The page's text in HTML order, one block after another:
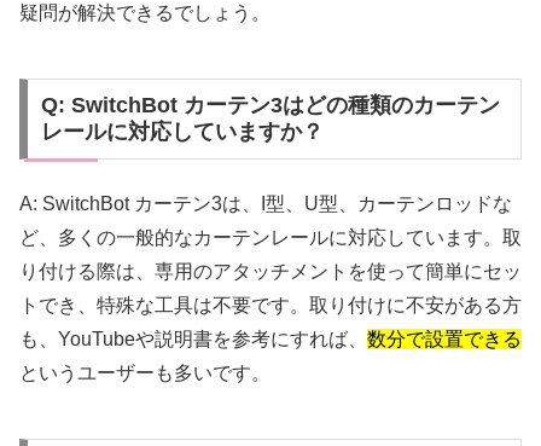
疑問が解決できるでしょう。
Q: SwitchBot カーテン3はどの種類のカーテン
レールに対応していますか？
A: SwitchBot カーテン3は、I型、U型、カーテンロッドな
ど、多くの一般的なカーテンレールに対応しています。取
り付ける際は、専用のアタッチメントを使って簡単にセッ
トでき、特殊な工具は不要です。取り付けに不安がある方
も、YouTubeや説明書を参考にすれば、 数分で設置できる
というユーザーも多いです。